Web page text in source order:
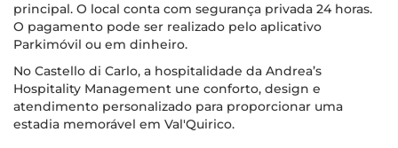
principal. O local conta com segurança privada 24 horas.
O pagamento pode ser realizado pelo aplicativo
Parkimóvil ou em dinheiro.
No Castello di Carlo, a hospitalidade da Andrea’s
Hospitality Management une conforto, design e
atendimento personalizado para proporcionar uma
estadia memorável em Val'Quirico.